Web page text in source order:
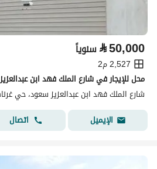
⃁50,000 سنوياً
2,527 م2
شارع الملك فهد ابن عبدالعزيز سعود، حي
الإيميل
اتصال